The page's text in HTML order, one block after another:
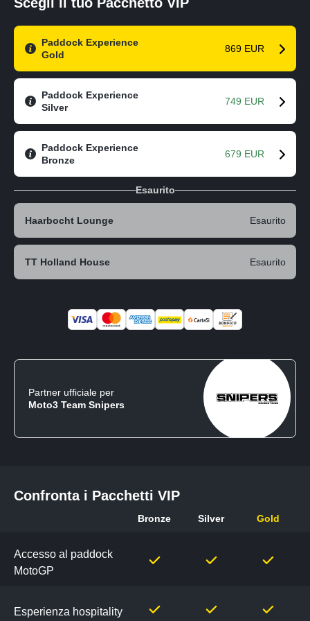
Paddock Experience
Gold
869 EUR
Paddock Experience
Silver
749 EUR
Paddock Experience
Bronze
679 EUR
Esaurito
Haarbocht Lounge Esaurito
TT Holland House Esaurito
Partner ufficiale per
Moto3 Team Snipers
Confronta i Pacchetti VIP
Pacchetti
Bronze Silver Gold
Accesso al paddock
MotoGP
Esperienza hospitality